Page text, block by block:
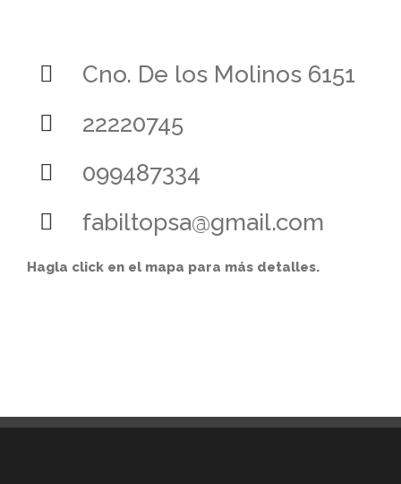
Cno. De los Molinos 6151
22220745
099487334
fabiltopsa@gmail.com
Hagla click en el mapa para más detalles.